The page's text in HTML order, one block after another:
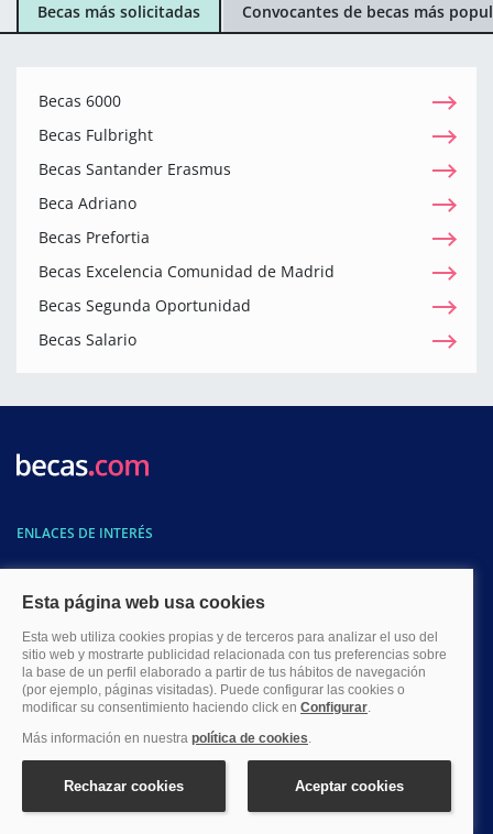
Becas más solicitadas Convocantes de becas más
Becas 6000
Becas Fulbright
Becas Santander Erasmus
Beca Adriano
Becas Prefortia
Becas Excelencia Comunidad de Madrid
Becas Segunda Oportunidad
Becas Salario
ENLACES DE INTERÉS
Información sobre tipos de becas
Información sobre becas según ramas de estudios
Información sobre becas según niveles de estudios
CONTÁCTANOS
Si necesitas ayuda o información sobre cualquier beca de estudios
contacta con nosotros.